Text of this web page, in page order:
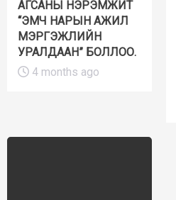
АГСАНЫ НЭРЭМЖИТ
“ЭМЧ НАРЫН АЖИЛ
МЭРГЭЖЛИЙН
УРАЛДААН” БОЛЛОО.
4 months ago